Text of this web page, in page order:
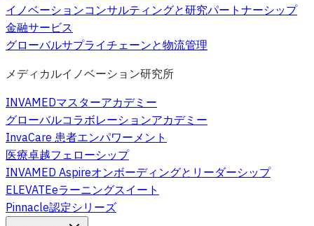
イノベーションコンサルティングと研究パートナーシップ
金融サービス
グローバルサプライチェーンと物流管理
メディカルイノベーション研究所
INVAMEDマスターアカデミー
グローバルコラボレーションアカデミー
InvaCare 患者エンパワーメント
医療卓越フェローシップ
INVAMED Aspireオンボーディングとリーダーシップ
ELEVATEeラーニングスイート
Pinnacle認定シリーズ